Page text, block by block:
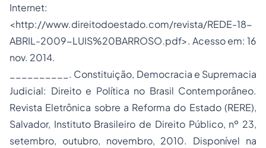
Internet:
<http://www.direitodoestado.com/revista/REDE-18-
ABRIL-2009-LUIS%20BARROSO.pdf>. Acesso em: 16
nov. 2014.
__________. Constituição, Democracia e Supremacia
Judicial: Direito e Política no Brasil Contemporâneo.
Revista Eletrônica sobre a Reforma do Estado (RERE),
Salvador, Instituto Brasileiro de Direito Público, nº 23,
setembro, outubro, novembro, 2010. Disponível na